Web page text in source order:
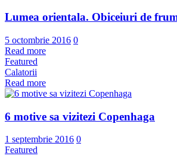
Lumea orientala. Obiceiuri de
5 octombrie 2016 0
Read more
Featured
Calatorii
Read more
6 motive sa vizitezi Copenhaga
1 septembrie 2016 0
Featured